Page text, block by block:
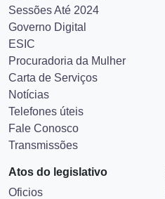
Sessões Até 2024
Governo Digital
ESIC
Procuradoria da Mulher
Carta de Serviços
Notícias
Telefones úteis
Fale Conosco
Transmissões
Atos do legislativo
Oficios